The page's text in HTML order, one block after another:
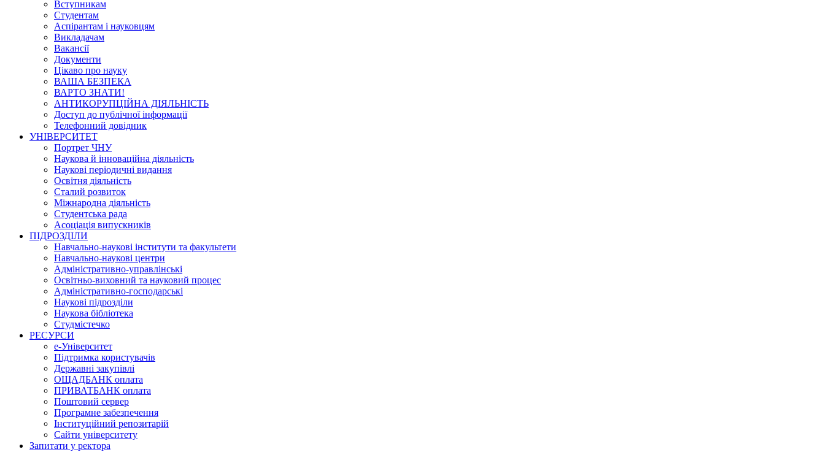
Вступникам
Студентам
Аспірантам і науковцям
Викладачам
Вакансії
Документи
Цікаво про науку
ВАША БЕЗПЕКА
ВАРТО ЗНАТИ!
АНТИКОРУПЦІЙНА ДІЯЛЬНІСТЬ
Доступ до публічної інформації
Телефонний довідник
УНІВЕРСИТЕТ
Портрет ЧНУ
Наукова й інноваційна діяльність
Наукові періодичні видання
Освітня діяльність
Сталий розвиток
Міжнародна діяльність
Студентська рада
Асоціація випускників
ПІДРОЗДІЛИ
Навчально-наукові інститути та факультети
Навчально-наукові центри
Адміністративно-управлінські
Освітньо-виховний та науковий процес
Адміністративно-господарські
Наукові підрозділи
Наукова бібліотека
Студмістечко
РЕСУРСИ
е-Університет
Підтримка користувачів
Державні закупівлі
ОЩАДБАНК оплата
ПРИВАТБАНК оплата
Поштовий сервер
Програмне забезпечення
Інституційний репозитарій
Сайти університету
Запитати у ректора